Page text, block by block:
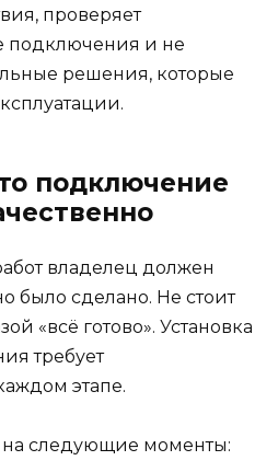
проверяет
подключения и не
решения, которые
подключение
владелец должен
было сделано. Не стоит
«всё готово». Установка
требует
этапе.
следующие моменты: